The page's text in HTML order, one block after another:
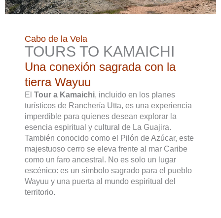
Cabo de la Vela
TOURS TO KAMAICHI
Una conexión sagrada con la
tierra Wayuu
El Tour a Kamaichi, incluido en los planes
turísticos de Ranchería Utta, es una experiencia
imperdible para quienes desean explorar la
esencia espiritual y cultural de La Guajira.
También conocido como el Pilón de Azúcar, este
majestuoso cerro se eleva frente al mar Caribe
como un faro ancestral. No es solo un lugar
escénico: es un símbolo sagrado para el pueblo
Wayuu y una puerta al mundo espiritual del
territorio.